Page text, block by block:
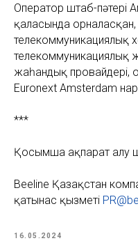
Оператор штаб-пәтері
қаласында
телекоммуникациялық
телекоммуникациялық
жаһандық провайдері,
Euronext Amsterdam
***
Қосымша ақпарат алу
Beeline Қазақстан
қатынас қызметі
16.05.2024